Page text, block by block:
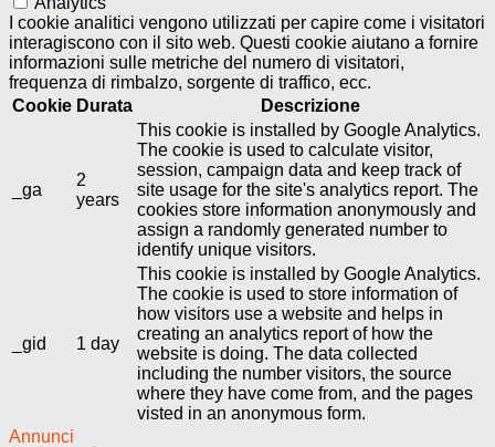
I cookie analitici vengono utilizzati per capire come i visitatori
interagiscono con il sito web. Questi cookie aiutano a fornire
informazioni sulle metriche del numero di visitatori,
frequenza di rimbalzo, sorgente di traffico, ecc.
Cookie Durata Descrizione
_ga
2
years
This cookie is installed by Google Analytics.
The cookie is used to calculate visitor,
session, campaign data and keep track of
site usage for the site's analytics report. The
cookies store information anonymously and
assign a randomly generated number to
identify unique visitors.
_gid 1 day
This cookie is installed by Google Analytics.
The cookie is used to store information of
how visitors use a website and helps in
creating an analytics report of how the
website is doing. The data collected
including the number visitors, the source
where they have come from, and the pages
visted in an anonymous form.
Annunci